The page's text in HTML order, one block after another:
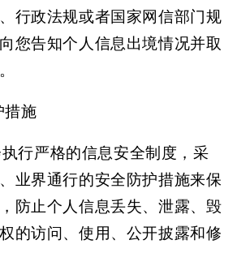
行政法规或者国家网信部门规
您告知个人信息出境情况并取
措施
行严格的信息安全制度，采
业界通行的安全防护措施来保
防止个人信息丢失、泄露、毁
的访问、使用、公开披露和修